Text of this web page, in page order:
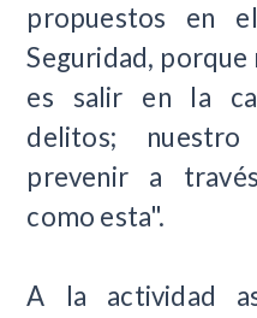
propuestos en
Seguridad,
es salir en la
delitos;
prevenir a
como esta".
A la actividad